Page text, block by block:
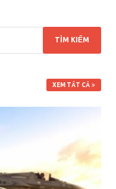
XEM TẤT CẢ